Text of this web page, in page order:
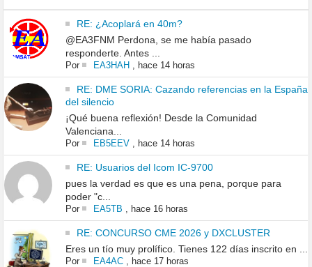
RE: ¿Acoplará en 40m?
@EA3FNM Perdona, se me había pasado
responderte. Antes ...
Por EA3HAH, hace 14 horas
RE: DME SORIA: Cazando referencias en la España
del silencio
¡Qué buena reflexión! Desde la Comunidad
Valenciana...
Por EB5EEV, hace 14 horas
RE: Usuarios del Icom IC-9700
pues la verdad es que es una pena, porque para
poder "c...
Por EA5TB hace 16 horas
RE: CONCURSO CME 2026 y DXCLUSTER
Eres un tío muy prolífico. Tienes 122 días inscrito en ...
Por EA4AC, hace 17 horas